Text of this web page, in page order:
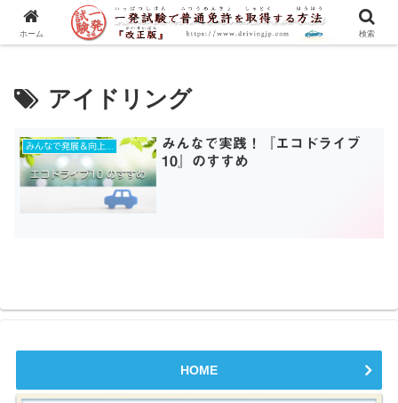
一発試験の流れから合格のコツまで、徹底解説！
アイドリング
みんなで実践！『エコドライブ
10』のすすめ
HOME
ホーム 検索